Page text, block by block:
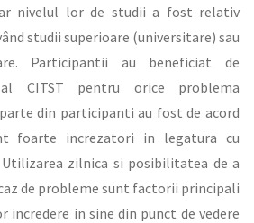
nivelul lor de studii a fost relativ
studii superioare (universitare) sau
Participantii au beneficiat de
CITST pentru orice problema
din participanti au fost de acord
foarte increzatori in legatura cu
zilnica si posibilitatea de a
de probleme sunt factorii principali
incredere in sine din punct de vedere